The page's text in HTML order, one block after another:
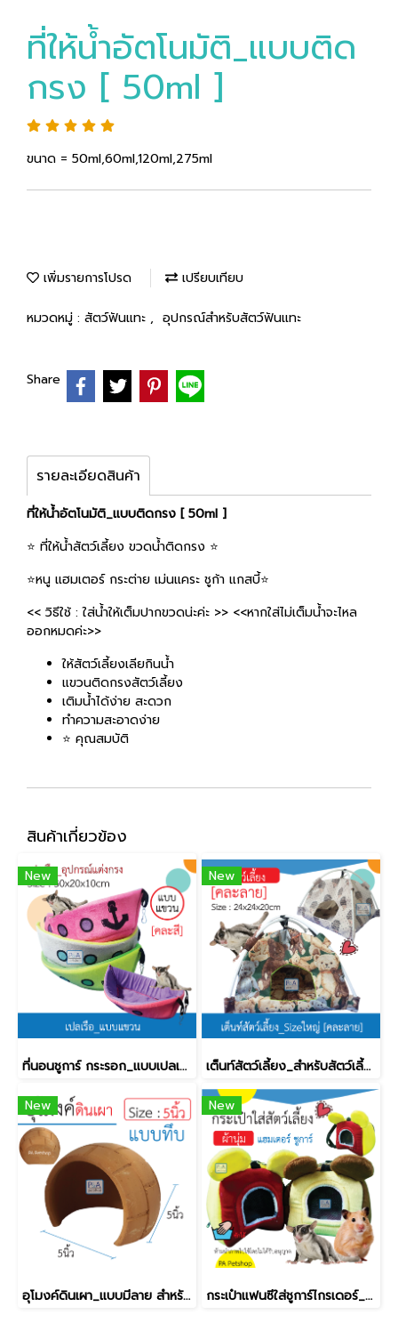
ที่ให้น้ำอัตโนมัติ_แบบติด
กรง [ 50ml ]
ขนาด = 50ml,60ml,120ml,275ml
เพิ่มรายการโปรด เปรียบเทียบ
หมวดหมู่ : สัตว์ฟันแทะ , อุปกรณ์สำหรับสัตว์ฟันแทะ
Share
รายละเอียดสินค้า
ที่ให้น้ำอัตโนมัติ_แบบติดกรง [ 50ml ]
⭐ ที่ให้น้ำสัตว์เลี้ยง ขวดน้ำติดกรง ⭐
⭐หนู แฮมเตอร์ กระต่าย เม่นแคระ ชูก้า แกสบี้⭐
<< วิธีใช้ : ใส่น้ำให้เต็มปากขวดน่ะค่ะ >> <<หากใส่ไม่เต็มน้ำจะไหล
ออกหมดค่ะ>>
ให้สัตว์เลี้ยงเลียกินน้ำ
แขวนติดกรงสัตว์เลี้ยง
เติมน้ำได้ง่าย สะดวก
ทำความสะอาดง่าย
⭐ คุณสมบัติ
สินค้าเกี่ยวข้อง
New
ที่นอนชูการ์ กระรอก_แบบเปลเรือ [ใบใหญ่] / คละสี.
New
เต็นท์สัตว์เลี้ยง_สำหรับสัตว์เลี้ยง (คละสี)
New
อุโมงค์ดินเผา_แบบมีลาย สำหรับสัตว์เลี้ยง [6นิ้ว]
New
กระเป๋าแฟนซีใส่ชูการ์ไกรเดอร์_รุ่นมิกกี้ [ผ้านิ่ม ซักได้] / คละสี